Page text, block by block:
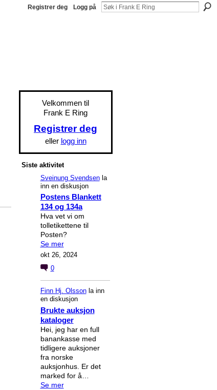
Registrer deg Logg på
Velkommen til
Frank E Ring
Registrer deg
eller logg inn
Siste aktivitet
Sveinung Svendsenla
inn en diskusjon
Postens Blankett
134 og 134a
Hva vet vi om
tolletikettene til
Posten?
Se mer
okt 26, 2024
0
Finn Hj. Olssonla inn
en diskusjon
Brukte auksjon
kataloger
Hei, jeg har en full
banankasse med
tidligere auksjoner
fra norske
auksjonhus. Er det
marked for å…
Se mer